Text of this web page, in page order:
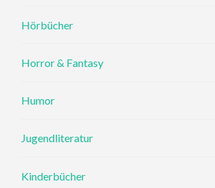
Hörbücher
Horror & Fantasy
Humor
Jugendliteratur
Kinderbücher